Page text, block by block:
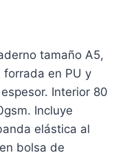
tamaño A5,
en PU y
Interior 80
Incluye
elástica al
bolsa de